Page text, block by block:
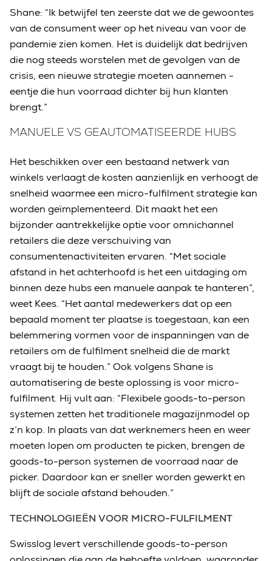
Shane: “Ik betwijfel ten zeerste dat we de gewoontes
van de consument weer op het niveau van voor de
pandemie zien komen. Het is duidelijk dat bedrijven
die nog steeds worstelen met de gevolgen van de
crisis, een nieuwe strategie moeten aannemen -
eentje die hun voorraad dichter bij hun klanten
brengt.”
MANUELE VS GEAUTOMATISEERDE HUBS
Het beschikken over een bestaand netwerk van
winkels verlaagt de kosten aanzienlijk en verhoogt de
snelheid waarmee een micro-fulfilment strategie kan
worden geïmplementeerd. Dit maakt het een
bijzonder aantrekkelijke optie voor omnichannel
retailers die deze verschuiving van
consumentenactiviteiten ervaren. “Met sociale
afstand in het achterhoofd is het een uitdaging om
binnen deze hubs een manuele aanpak te hanteren”,
weet Kees. “Het aantal medewerkers dat op een
bepaald moment ter plaatse is toegestaan, kan een
belemmering vormen voor de inspanningen van de
retailers om de fulfilment snelheid die de markt
vraagt bij te houden.” Ook volgens Shane is
automatisering de beste oplossing is voor micro-
fulfilment. Hij vult aan: “Flexibele goods-to-person
systemen zetten het traditionele magazijnmodel op
z’n kop. In plaats van dat werknemers heen en weer
moeten lopen om producten te picken, brengen de
goods-to-person systemen de voorraad naar de
picker. Daardoor kan er sneller worden gewerkt en
blijft de sociale afstand behouden.”
TECHNOLOGIEËN VOOR MICRO-FULFILMENT
Swisslog levert verschillende goods-to-person